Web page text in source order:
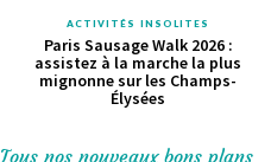
ACTIVITÉS INSOLITES
Paris Sausage Walk 2026 :
assistez à la marche la plus
mignonne sur les Champs-
Élysées
Tous nos nouveaux bons plans